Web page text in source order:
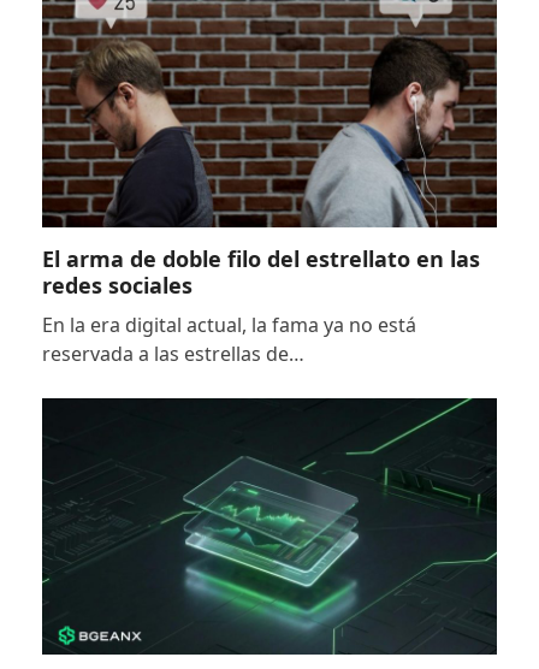
El arma de doble filo del estrellato en las
redes sociales
En la era digital actual, la fama ya no está
reservada a las estrellas de…